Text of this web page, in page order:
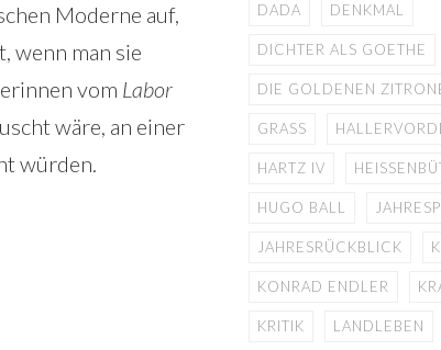
Moderne auf,
wenn man sie
vom Labor
wäre, an einer
würden.
DADA DENKMAL
DICHTER ALS GOETHE
DIE GOLDENEN
GRASS
HARTZ IV
HUGO BALL
JAHRESRÜCKBLICK
KONRAD ENDLER
KRITIK LANDLEBEN